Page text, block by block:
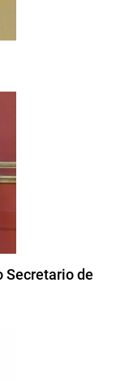
Secretario de